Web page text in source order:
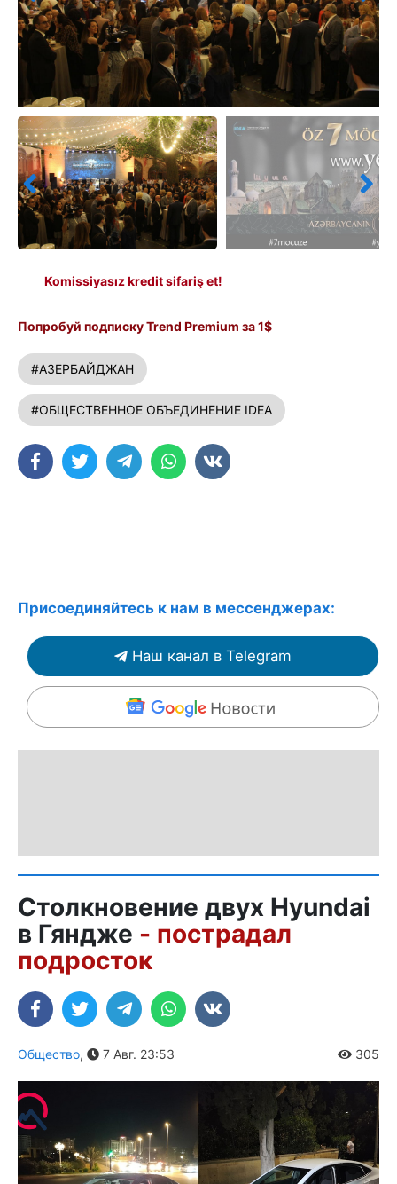
Komissiyasız kredit sifariş et!
Попробуй подписку Trend Premium за 1$
#АЗЕРБАЙДЖАН
#ОБЩЕСТВЕННОЕ ОБЪЕДИНЕНИЕ IDEA
Присоединяйтесь к нам в мессенджерах:
Наш канал в Telegram
Столкновение двух Hyundai
в Гяндже - пострадал
подросток
Общество, 7 Авг. 23:53 305